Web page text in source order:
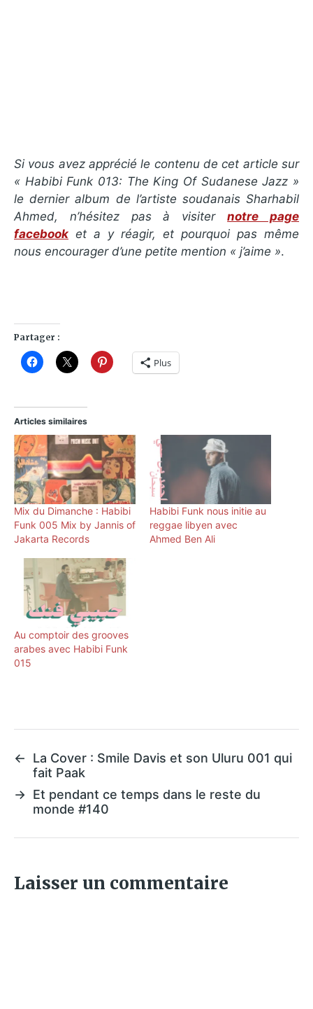
Si vous avez apprécié le contenu de cet article sur
« Habibi Funk 013: The King Of Sudanese Jazz »
le dernier album de l’artiste soudanais Sharhabil
Ahmed, n’hésitez pas à visiternotre page
facebook et a y réagir, et pourquoi pas même
nous encourager d’une petite mention « j’aime ».
Partager :
Plus
Articles similaires
Mix du Dimanche : Habibi
Funk 005 Mix by Jannis of
Jakarta Records
Habibi Funk nous initie au
reggae libyen avec
Ahmed Ben Ali
Au comptoir des grooves
arabes avec Habibi Funk
015
←
La Cover : Smile Davis et son Uluru 001 qui
fait Paak
→ Et pendant ce temps dans le reste du
monde #140
Laisser un commentaire